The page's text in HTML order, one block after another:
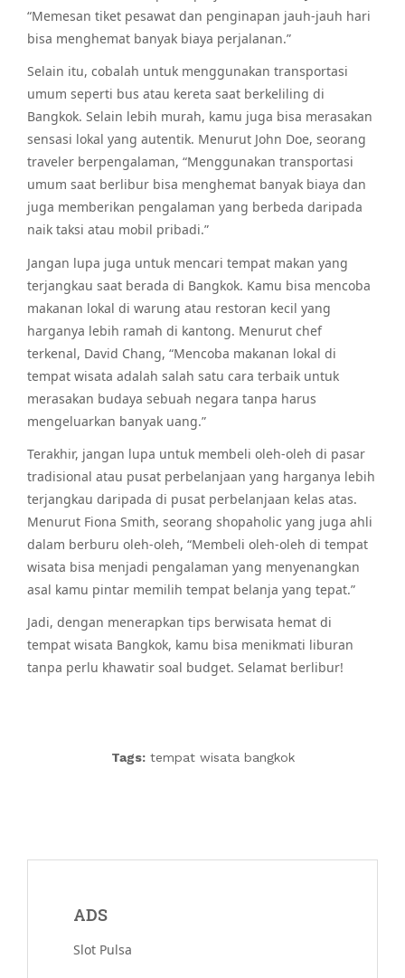
“Memesan tiket pesawat dan penginapan jauh-jauh hari
bisa menghemat banyak biaya perjalanan.”
Selain itu, cobalah untuk menggunakan transportasi
umum seperti bus atau kereta saat berkeliling di
Bangkok. Selain lebih murah, kamu juga bisa merasakan
sensasi lokal yang autentik. Menurut John Doe, seorang
traveler berpengalaman, “Menggunakan transportasi
umum saat berlibur bisa menghemat banyak biaya dan
juga memberikan pengalaman yang berbeda daripada
naik taksi atau mobil pribadi.”
Jangan lupa juga untuk mencari tempat makan yang
terjangkau saat berada di Bangkok. Kamu bisa mencoba
makanan lokal di warung atau restoran kecil yang
harganya lebih ramah di kantong. Menurut chef
terkenal, David Chang, “Mencoba makanan lokal di
tempat wisata adalah salah satu cara terbaik untuk
merasakan budaya sebuah negara tanpa harus
mengeluarkan banyak uang.”
Terakhir, jangan lupa untuk membeli oleh-oleh di pasar
tradisional atau pusat perbelanjaan yang harganya lebih
terjangkau daripada di pusat perbelanjaan kelas atas.
Menurut Fiona Smith, seorang shopaholic yang juga ahli
dalam berburu oleh-oleh, “Membeli oleh-oleh di tempat
wisata bisa menjadi pengalaman yang menyenangkan
asal kamu pintar memilih tempat belanja yang tepat.”
Jadi, dengan menerapkan tips berwisata hemat di
tempat wisata Bangkok, kamu bisa menikmati liburan
tanpa perlu khawatir soal budget. Selamat berlibur!
Tags: tempat wisata bangkok
ADS
Slot Pulsa